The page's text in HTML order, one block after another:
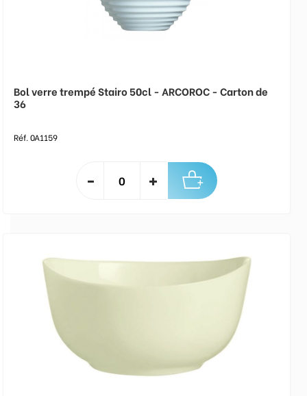
Bol verre trempé Stairo 50cl - ARCOROC - Carton de
36
Réf. 0A1159